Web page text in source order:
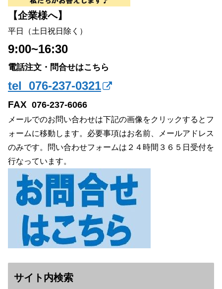
【企業様へ】
平日（土日祝日除く）
9:00~16:30
電話注文・問合せはこちら
tel 076-237-0321
FAX 076-237-6066
メールでのお問い合わせは下記の画像をクリックするとフ
ォームに移動します。必要事項はお名前、メールアドレス
のみです。問い合わせフォームは２４時間３６５日受付を
行なっています。
サイト内検索